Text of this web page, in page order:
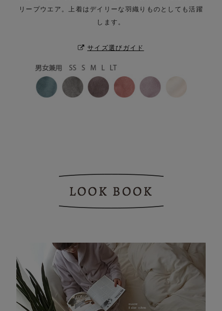
リープウエア。 上着はデイリーな羽織りものとしても活躍
します。
サイズ選びガイド